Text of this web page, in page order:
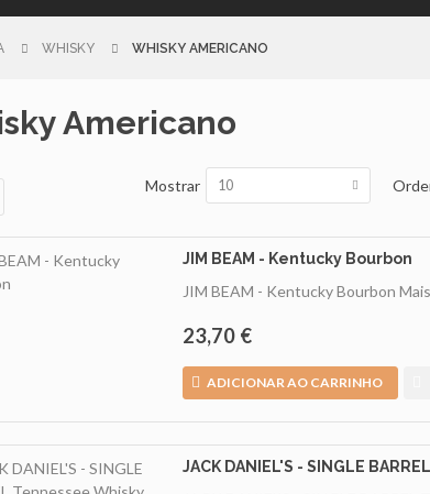
WHISKY WHISKY AMERICANO
Americano
Mostrar 10
JIM BEAM - Kentucky Bourbon
JIM BEAM - Kentucky Bourbon
23,70 €
ADICIONAR AO CARRINHO
JACK DANIEL'S - SINGLE